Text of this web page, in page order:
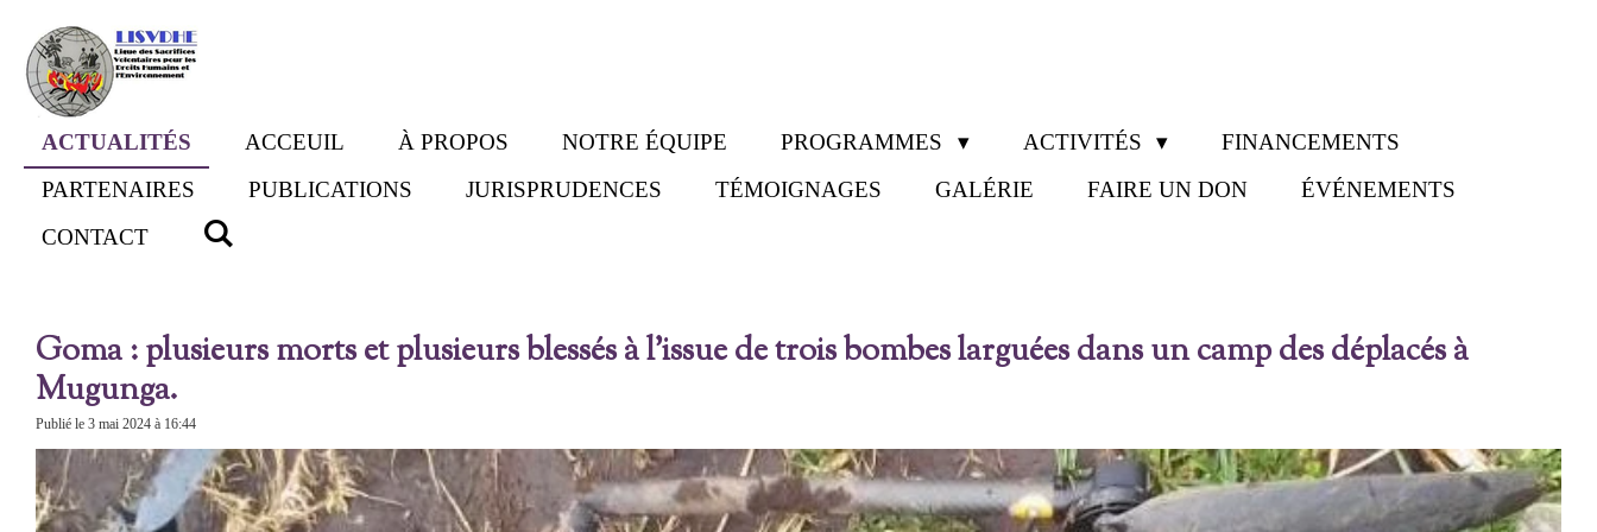
contenu
principal
ACTUALITÉS ACCEUIL À PROPOS NOTRE ÉQUIPE PROGRAMMES ACTIVITÉS
FINANCEMENTS
PARTENAIRES
PUBLICATIONS JURISPRUDENCES TÉMOIGNAGES GALÉRIE FAIRE UN DON
ÉVÉNEMENTS
CONTACT
Goma : plusieurs morts et plusieurs blessés à l'issue de trois bombes larguées dans un camp des déplacés à
Mugunga.
Publié le 3 mai 2024 à 16:44